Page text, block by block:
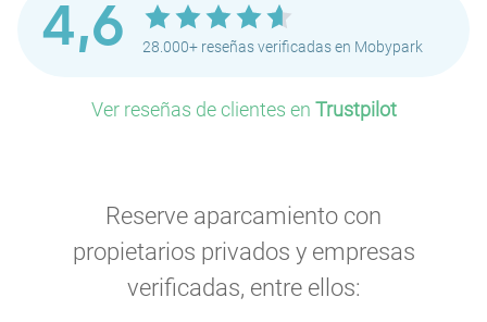
4,6 28.000+ reseñas verificadas en Mobypark
Ver reseñas de clientes en Trustpilot
Reserve aparcamiento con
propietarios privados y empresas
verificadas, entre ellos: